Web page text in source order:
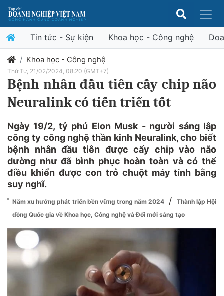
Tin tức - Sự kiện Khoa học - Công nghệ
Khoa học - Công nghệ
Thứ Tư, 21/02/2024, 08:20 (GMT+7)
Bệnh nhân đầu tiên cấy chip não
Neuralink có tiến triển tốt
Ngày 19/2, tỷ phú Elon Musk - người sáng lập
công ty công nghệ thần kinh Neuralink, cho biết
bệnh nhân đầu tiên được cấy chip vào não
dường như đã bình phục hoàn toàn và có thể
điều khiển được con trỏ chuột máy tính bằng
suy nghĩ.
Năm xu hướng phát triển bền vững trong năm 2024 /
Thành lập Hội
đồng Quốc gia về Khoa học, Công nghệ và Đổi mới sáng tạo